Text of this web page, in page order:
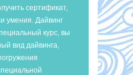
сертификат,
умения. Дайвинг
курс, вы
вид дайвинга,